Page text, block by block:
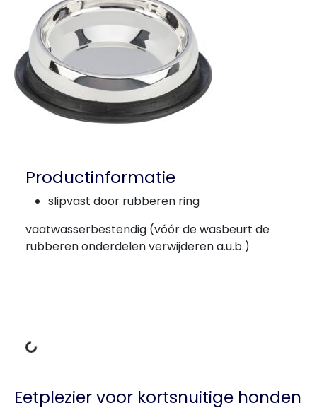
Productinformatie
slipvast door rubberen ring
vaatwasserbestendig (vóór de wasbeurt de
rubberen onderdelen verwijderen a.u.b.)
Gegevens laden
Eetplezier voor kortsnuitige honden